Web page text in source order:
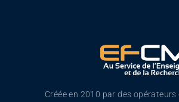
Créée en 2010 par des